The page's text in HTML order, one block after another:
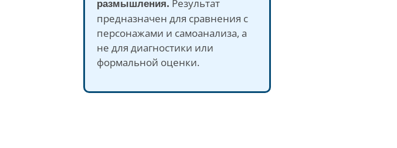
размышления. Результат
предназначен для сравнения с
персонажами и самоанализа, а
не для диагностики или
формальной оценки.